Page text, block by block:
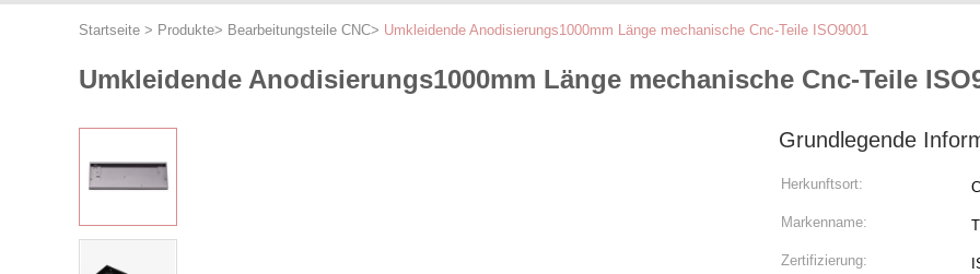
Startseite > Produkte> Bearbeitungsteile CNC> Umkleidende Anodisierungs1000mm Länge mechanische Cnc-Teile ISO9001
Umkleidende Anodisierungs1000mm Länge mechanische Cnc-Teile
Grundlegende
Herkunftsort:
Markenname:
Zertifizierung: